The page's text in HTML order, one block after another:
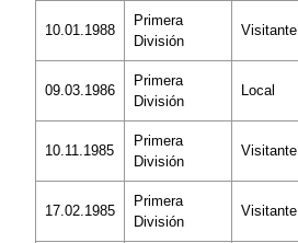
10.01.1988
Primera
División
Visitante
09.03.1986
Primera
División
Local
10.11.1985
Primera
División
Visitante
17.02.1985
Primera
División
Visitante